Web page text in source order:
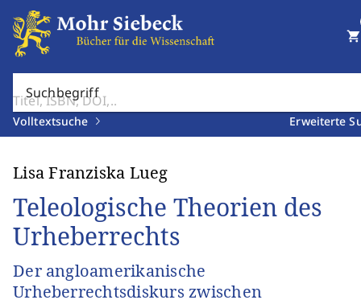
Suchbegriff
Volltextsuche Erweiterte
shopping_cart
Lisa Franziska Lueg
Teleologische Theorien des
Urheberrechts
Der angloamerikanische
Urheberrechtsdiskurs zwischen